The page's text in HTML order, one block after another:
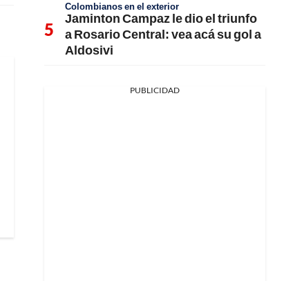
Colombianos en el exterior
Jaminton Campaz le dio el triunfo
a Rosario Central: vea acá su gol a
Aldosivi
PUBLICIDAD